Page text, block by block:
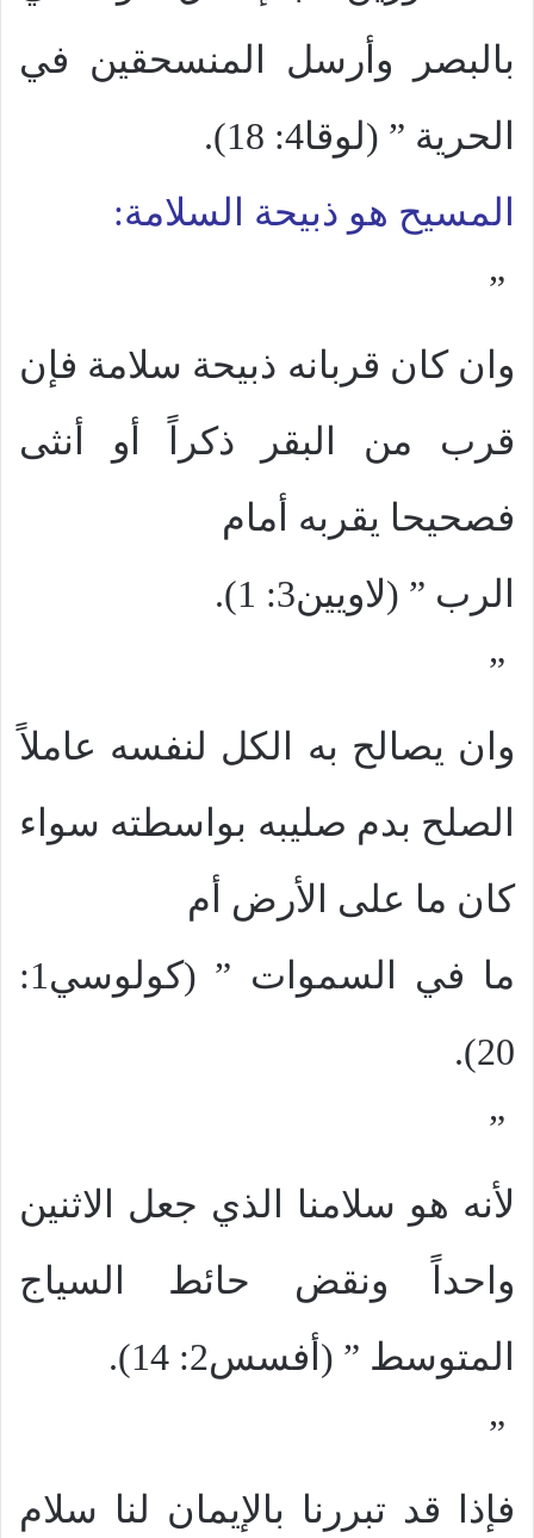
بالبصر وأرسل المنسحقين في
الحرية ” (لوقا4: 18).
المسيح هو ذبيحة السلامة:
”
وان كان قربانه ذبيحة سلامة فإن
قرب من البقر ذكراً أو أنثى
فصحيحا يقربه أمام
الرب ” (لاويين3: 1).
”
وان يصالح به الكل لنفسه عاملاً
الصلح بدم صليبه بواسطته سواء
كان ما على الأرض أم
ما في السموات ” (كولوسي1:
20).
”
لأنه هو سلامنا الذي جعل الاثنين
واحداً ونقض حائط السياج
المتوسط ” (أفسس2: 14).
”
فإذا قد تبررنا بالإيمان لنا سلام